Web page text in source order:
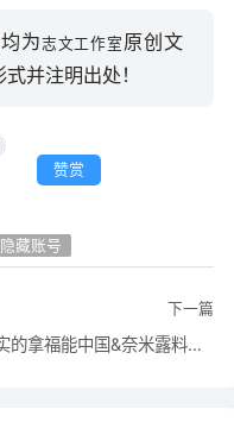
为志文工作室 原创文
并注明出处！
赞赏
隐藏账号
下一篇
真实的拿福能中国&奈米露料理&嘿组合：周末参与拿福能博主北京聚会@奈米露料理活动记录